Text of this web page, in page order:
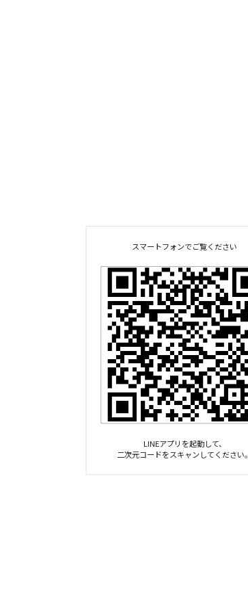
スマートフォンでご覧ください
LINEアプリを起動して、
二次元コードをスキャンしてください。